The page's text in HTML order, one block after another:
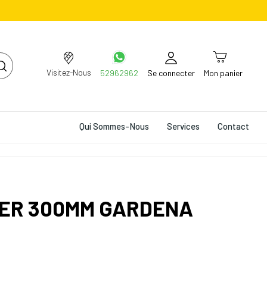
Visitez-Nous 52962962 Se connecter Mon panier
Qui Sommes-Nous Services Contact
300MM GARDENA